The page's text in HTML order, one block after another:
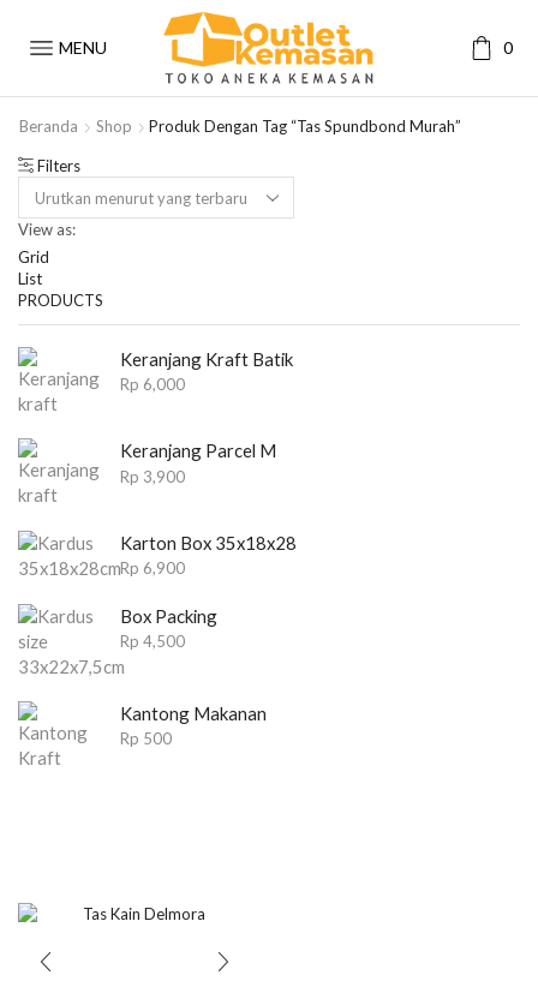
MENU 0
Beranda Shop Produk Dengan Tag “tas Spundbond Murah”
Filters
View as:
Grid
List
PRODUCTS
Keranjang Kraft Batik
Rp 6,000
Keranjang Parcel M
Rp 3,900
Karton Box 35x18x28
Rp 6,900
Box Packing
Rp 4,500
Kantong Makanan
Rp 500